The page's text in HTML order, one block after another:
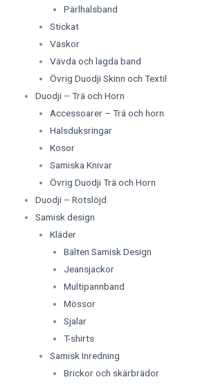
Pärlhalsband
Stickat
Väskor
Vävda och lagda band
Övrig Duodji Skinn och Textil
Duodji – Trä och Horn
Accessoarer – Trä och horn
Halsduksringar
Kosor
Samiska Knivar
Övrig Duodji Trä och Horn
Duodji – Rotslöjd
Samisk design
Kläder
Bälten Samisk Design
Jeansjackor
Multipannband
Mössor
Sjalar
T-shirts
Samisk Inredning
Brickor och skärbrädor